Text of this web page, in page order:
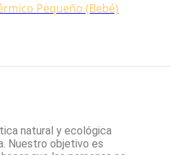
Pequeño (Bebé)
natural y ecológica
Nuestro objetivo es